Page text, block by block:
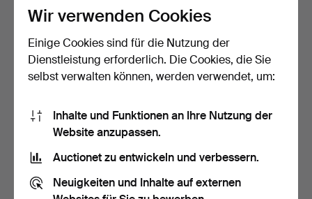
Halskette aus 18 Karat
Gold.
Beendet 26. Dez 2025
10 Gebote
Halskette mit Anhänger
Herz. 18-karätiges …
24 Gebote
Wir verwenden Cookies
Einige Cookies sind für die Nutzung der
Dienstleistung erforderlich. Die Cookies, die Sie
selbst verwalten können, werden verwendet, um:
Inhalte und Funktionen an Ihre Nutzung der
Website anzupassen.
Auctionet zu entwickeln und verbessern.
Neuigkeiten und Inhalte auf externen